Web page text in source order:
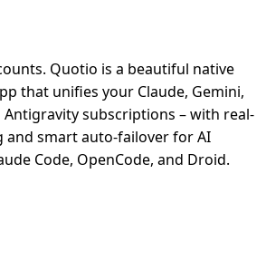
Quotio is a beautiful native
that unifies your Claude, Gemini,
Antigravity subscriptions – with real-
smart auto-failover for AI
Code, OpenCode, and Droid.